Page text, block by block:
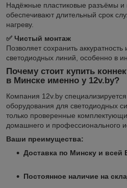
Надёжные пластиковые разъёмы и
обеспечивают длительный срок
нагреву.
✅ Чистый монтаж
Позволяет сохранить аккуратность
светодиодных линий, особенно в
Почему стоит купить
в Минске именно у 12v.by?
Компания 12v.by специализируется
оборудования для светодиодных
только проверенные
домашнего и профессионального
Ваши преимущества:
Доставка по Минску и всей
Постоянное наличие на